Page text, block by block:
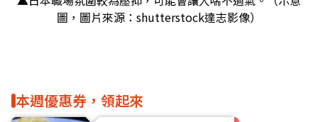
圖，圖片來源：shutterstock達志影像）
本週優惠券，領起來